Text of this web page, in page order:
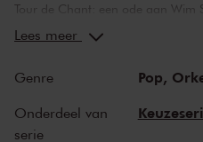
Tour de Chant: een ode aan Wim
ging de Nederlandse cabaretier
hartaanval en werd door twee
ziekenhuis gebracht. Daar
een tweede hartaanval. Vijftig
Lees meer
Genre Pop,
Onderdeel van
serie